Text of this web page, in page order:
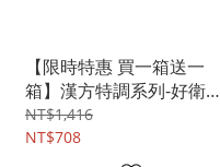
【限時特惠 買一箱送一
箱】漢方特調系列-好衛飲
24入組-效期20270425
NT$1,416
NT$708